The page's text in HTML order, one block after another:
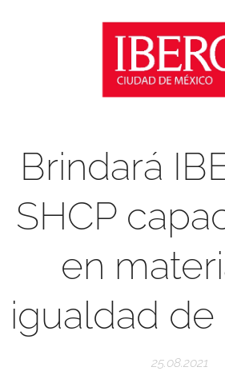
Brindará
SHCP
en
igualdad
25.08.2021